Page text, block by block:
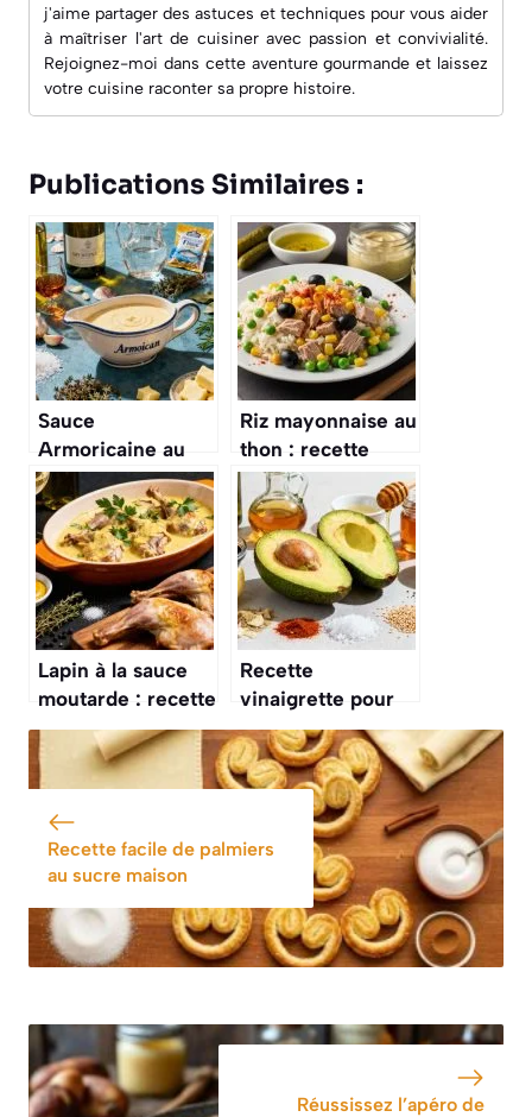
j'aime partager des astuces et techniques pour vous aider
à maîtriser l'art de cuisiner avec passion et convivialité.
Rejoignez-moi dans cette aventure gourmande et laissez
votre cuisine raconter sa propre histoire.
Publications Similaires :
Sauce
Armoricaine au
Thermomix :
recette Facile et
Savoureuse
Riz mayonnaise au
thon : recette
facile et
savoureuse
Lapin à la sauce
moutarde : recette
savoureuse et
facile
Recette
vinaigrette pour
avocats : une
sauce savoureuse
et facile
Recette facile de palmiers
au sucre maison
Réussissez l’apéro de